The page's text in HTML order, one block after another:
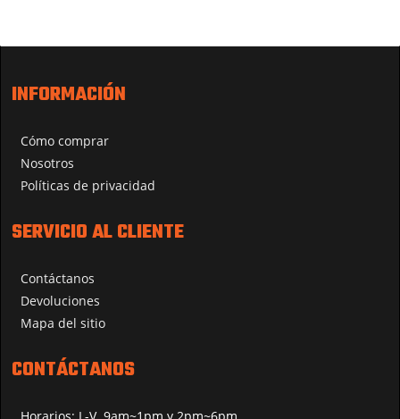
INFORMACIÓN
Cómo comprar
Nosotros
Políticas de privacidad
SERVICIO AL CLIENTE
Contáctanos
Devoluciones
Mapa del sitio
CONTÁCTANOS